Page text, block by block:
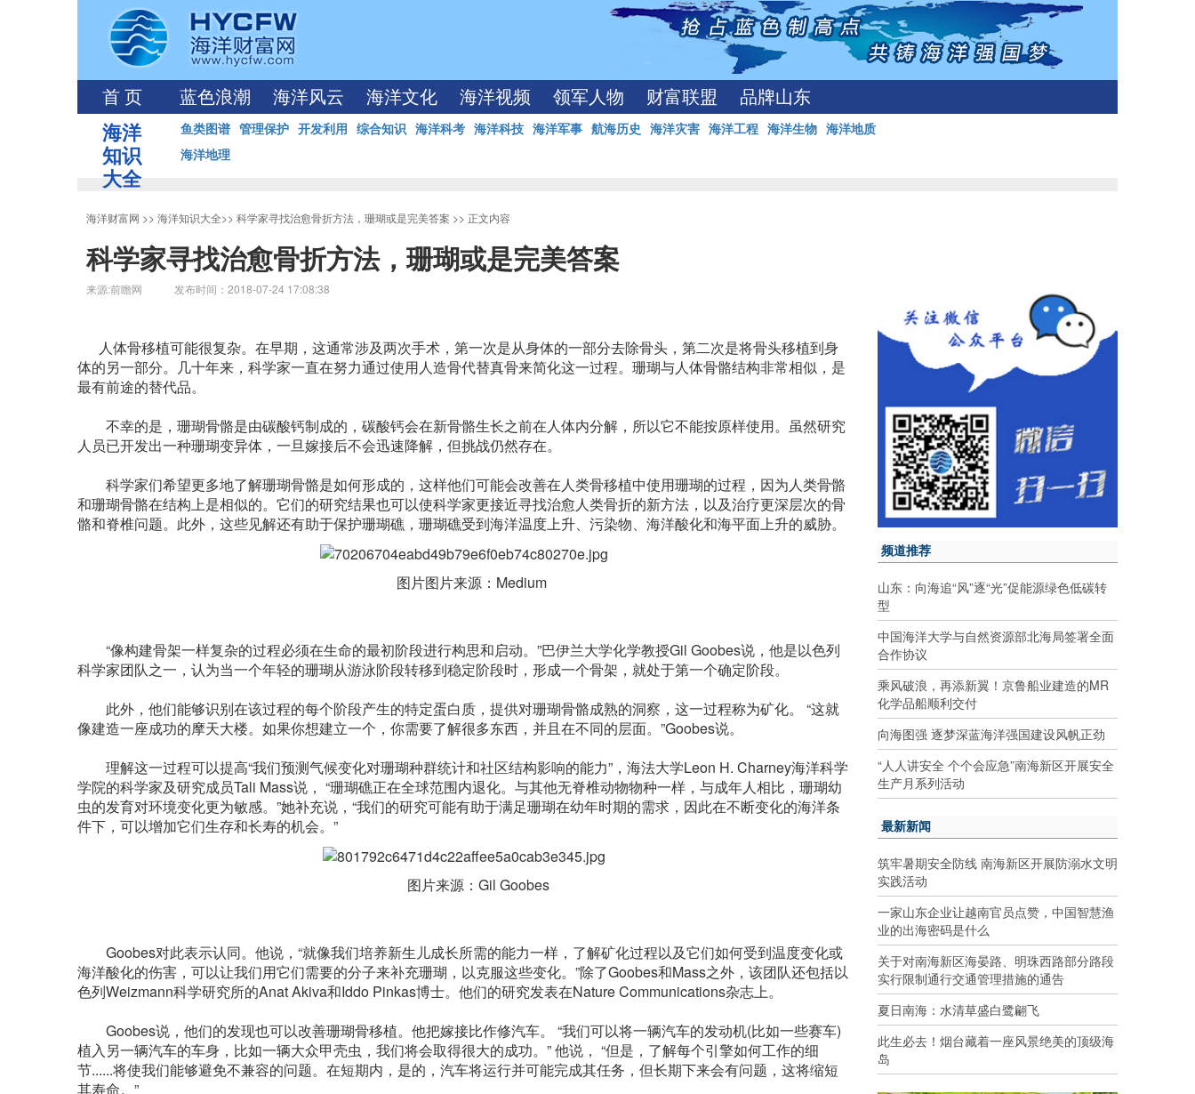
首 页 蓝色浪潮 海洋风云 海洋文化 海洋视频 领军人物 财富联盟 品牌山东
海洋
知识
大全
鱼类图谱 管理保护 开发利用 综合知识 海洋科考 海洋科技 海洋军事 航海历史 海洋灾害 海洋工程 海洋生物 海洋地质
海洋地理
海洋财富网 >> 海洋知识大全>> 科学家寻找治愈骨折方法，珊瑚或是完美答案 >> 正文内容
科学家寻找治愈骨折方法，珊瑚或是完美答案
来源:前瞻网 发布时间：2018-07-24 17:08:38
人体骨移植可能很复杂。在早期，这通常涉及两次手术，第一次是从身体的一部分去除骨头，第二次是将骨头移植到身
体的另一部分。几十年来，科学家一直在努力通过使用人造骨代替真骨来简化这一过程。珊瑚与人体骨骼结构非常相似，是
最有前途的替代品。
不幸的是，珊瑚骨骼是由碳酸钙制成的，碳酸钙会在新骨骼生长之前在人体内分解，所以它不能按原样使用。虽然研究
人员已开发出一种珊瑚变异体，一旦嫁接后不会迅速降解，但挑战仍然存在。
科学家们希望更多地了解珊瑚骨骼是如何形成的，这样他们可能会改善在人类骨移植中使用珊瑚的过程，因为人类骨骼
和珊瑚骨骼在结构上是相似的。它们的研究结果也可以使科学家更接近寻找治愈人类骨折的新方法，以及治疗更深层次的骨
骼和脊椎问题。此外，这些见解还有助于保护珊瑚礁，珊瑚礁受到海洋温度上升、污染物、海洋酸化和海平面上升的威胁。
图片图片来源：Medium
“像构建骨架一样复杂的过程必须在生命的最初阶段进行构思和启动。”巴伊兰大学化学教授Gil Goobes说，他是以色列
科学家团队之一，认为当一个年轻的珊瑚从游泳阶段转移到稳定阶段时，形成一个骨架，就处于第一个确定阶段。
此外，他们能够识别在该过程的每个阶段产生的特定蛋白质，提供对珊瑚骨骼成熟的洞察，这一过程称为矿化。 “这就
像建造一座成功的摩天大楼。如果你想建立一个，你需要了解很多东西，并且在不同的层面。”Goobes说。
理解这一过程可以提高“我们预测气候变化对珊瑚种群统计和社区结构影响的能力”，海法大学Leon H. Charney海洋科学
学院的科学家及研究成员Tali Mass说， “珊瑚礁正在全球范围内退化。与其他无脊椎动物物种一样，与成年人相比，珊瑚幼
虫的发育对环境变化更为敏感。”她补充说，“我们的研究可能有助于满足珊瑚在幼年时期的需求，因此在不断变化的海洋条
件下，可以增加它们生存和长寿的机会。”
图片来源：Gil Goobes
Goobes对此表示认同。他说，“就像我们培养新生儿成长所需的能力一样，了解矿化过程以及它们如何受到温度变化或
海洋酸化的伤害，可以让我们用它们需要的分子来补充珊瑚，以克服这些变化。”除了Goobes和Mass之外，该团队还包括以
色列Weizmann科学研究所的Anat Akiva和Iddo Pinkas博士。他们的研究发表在Nature Communications杂志上。
Goobes说，他们的发现也可以改善珊瑚骨移植。他把嫁接比作修汽车。 “我们可以将一辆汽车的发动机(比如一些赛车)
植入另一辆汽车的车身，比如一辆大众甲壳虫，我们将会取得很大的成功。” 他说， “但是，了解每个引擎如何工作的细
节......将使我们能够避免不兼容的问题。在短期内，是的，汽车将运行并可能完成其任务，但长期下来会有问题，这将缩短
其寿命。”
频道推荐
山东：向海追“风”逐“光”促能源绿色低碳转
型
中国海洋大学与自然资源部北海局签署全面
合作协议
乘风破浪，再添新翼！京鲁船业建造的MR
化学品船顺利交付
向海图强 逐梦深蓝海洋强国建设风帆正劲
“人人讲安全 个个会应急”南海新区开展安全
生产月系列活动
最新新闻
筑牢暑期安全防线 南海新区开展防溺水文明
实践活动
一家山东企业让越南官员点赞，中国智慧渔
业的出海密码是什么
关于对南海新区海晏路、明珠西路部分路段
实行限制通行交通管理措施的通告
夏日南海：水清草盛白鹭翩飞
此生必去！烟台藏着一座风景绝美的顶级海
岛